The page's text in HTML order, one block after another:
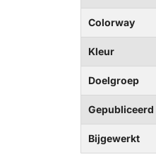
Colorway
Kleur
Doelgroep
Gepubliceerd
Bijgewerkt